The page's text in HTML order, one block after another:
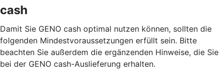
cash
Damit Sie GENO cash optimal nutzen können, sollten die
folgenden Mindestvoraussetzungen erfüllt sein. Bitte
beachten Sie außerdem die ergänzenden Hinweise, die Sie
bei der GENO cash-Auslieferung erhalten.